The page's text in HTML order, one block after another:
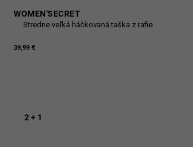
WOMEN'SECRET
Stredne veľká háčkovaná taška z rafie
39,99 €
2 + 1